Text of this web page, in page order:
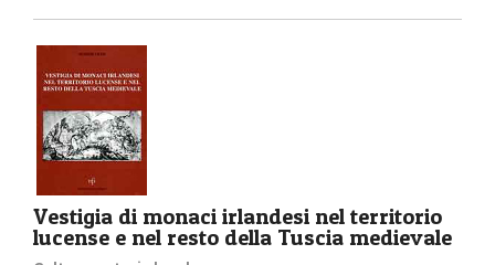
Vestigia di monaci irlandesi nel territorio
lucense e nel resto della Tuscia medievale